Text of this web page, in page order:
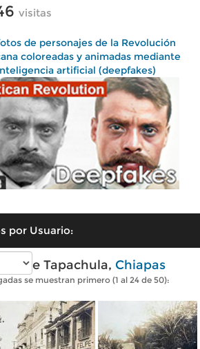
visitas
de personajes de la Revolución
coloreadas y animadas mediante
artificial (deepfakes)
por Usuario:
de Tapachula, Chiapas
se muestran primero (1 al 24 de 50):